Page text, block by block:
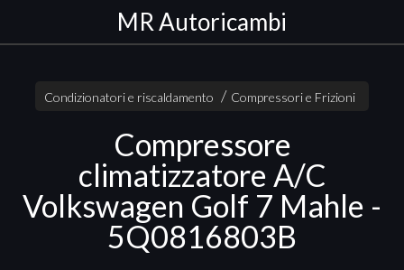
MR Autoricambi
Condizionatori e riscaldamento Compressori e Frizioni
Compressore
climatizzatore A/C
Volkswagen Golf 7 Mahle -
5Q0816803B